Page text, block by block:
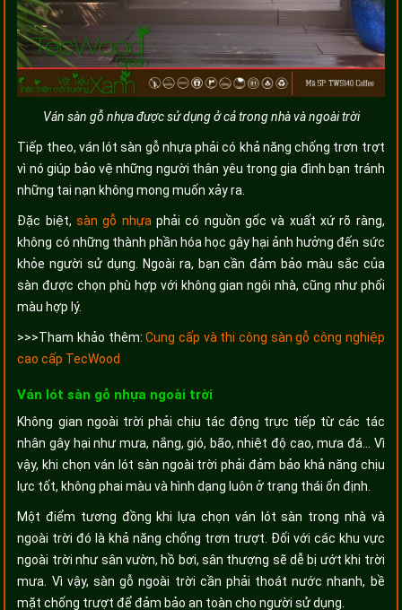
Ván sàn gỗ nhựa được sử dụng ở cả trong nhà và ngoài trời
Tiếp theo, ván lót sàn gỗ nhựa phải có khả năng chống trơn trợt
vì nó giúp bảo vệ những người thân yêu trong gia đình bạn tránh
những tai nạn không mong muốn xảy ra.
Đặc biệt,sàn gỗ nhựaphải có nguồn gốc và xuất xứ rõ ràng,
không có những thành phần hóa học gây hại ảnh hưởng đến sức
khỏe người sử dụng. Ngoài ra, bạn cần đảm bảo màu sắc của
sàn được chọn phù hợp với không gian ngôi nhà, cũng như phối
màu hợp lý.
>>>Tham khảo thêm:Cung cấp và thi công sàn gỗ công nghiệp
cao cấp TecWood
Ván lót sàn gỗ nhựa ngoài trời
Không gian ngoài trời phải chịu tác động trực tiếp từ các tác
nhân gây hại như mưa, nắng, gió, bão, nhiệt độ cao, mưa đá... Vì
vậy, khi chọn ván lót sàn ngoài trời phải đảm bảo khả năng chịu
lực tốt, không phai màu và hình dạng luôn ở trạng thái ổn định.
Một điểm tương đồng khi lựa chọn ván lót sàn trong nhà và
ngoài trời đó là khả năng chống trơn trượt. Đối với các khu vực
ngoài trời như sân vườn, hồ bơi, sân thượng sẽ dễ bị ướt khi trời
mưa. Vì vậy, sàn gỗ ngoài trời cần phải thoát nước nhanh, bề
mặt chống trượt để đảm bảo an toàn cho người sử dụng.